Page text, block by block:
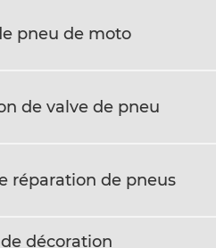
pneu de moto
de valve de pneu
réparation de pneus
décoration